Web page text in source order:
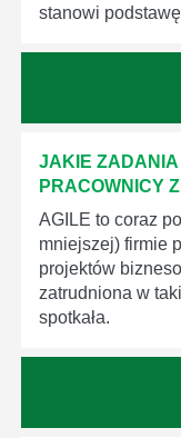
stanowi
JAKIE ZADANIA
PRACOWNICY
AGILE to coraz
mniejszej) firmie
projektów
zatrudniona w
spotkała.